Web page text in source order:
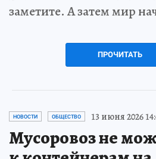
заметите. А затем мир
ПРОЧИТАТЬ
НОВОСТИ ОБЩЕСТВО 13 июня 2026
Мусоровоз не